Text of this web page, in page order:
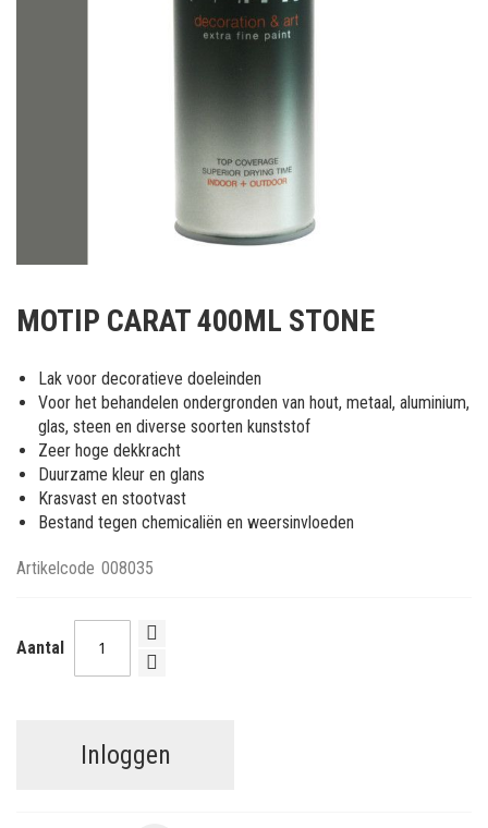
het
van
de
afbeeldingen-
gallerij
MOTIP CARAT 400ML STONE
Lak voor decoratieve doeleinden
Voor het behandelen ondergronden van hout, metaal, aluminium,
glas, steen en diverse soorten kunststof
Zeer hoge dekkracht
Duurzame kleur en glans
Krasvast en stootvast
Bestand tegen chemicaliën en weersinvloeden
Artikelcode 008035
Aantal
Inloggen